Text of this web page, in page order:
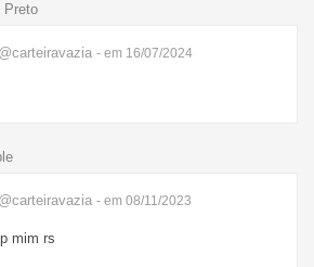
Preto
@carteiravazia - em 16/07/2024
@carteiravazia - em 08/11/2023
mim rs